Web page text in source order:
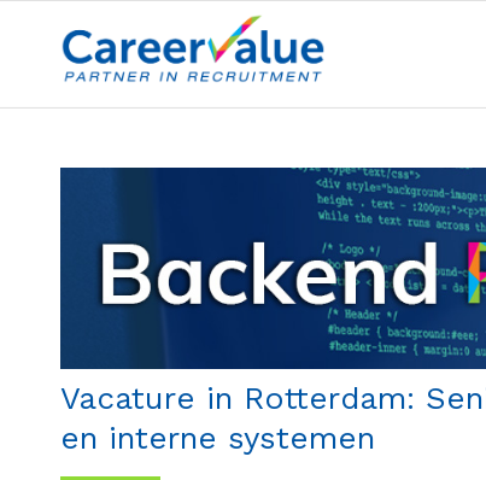
Vacature in Rotterdam:
en interne systemen